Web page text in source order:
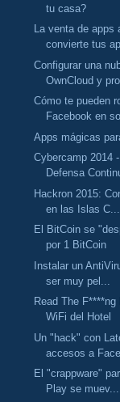
tu casa?
La venta de apps
convierte tus
Configurar una
OwnCloud y
Cómo te pueden
Facebook en
Apps mágicas
Cybercamp 2014
Defensa
Hackron 2015:
en las Islas C...
El BitCoin se
por 1 BitCoin
Instalar un
ser muy pel...
Read The
WiFi del Hotel
Un "hack" con
accesos a
El "crappware"
Play se muev...